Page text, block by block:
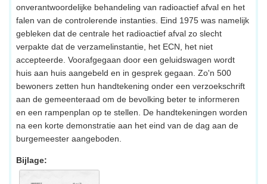
onverantwoordelijke behandeling van radioactief afval en het
falen van de controlerende instanties. Eind 1975 was namelijk
gebleken dat de centrale het radioactief afval zo slecht
verpakte dat de verzamelinstantie, het ECN, het niet
accepteerde. Voorafgegaan door een geluidswagen wordt
huis aan huis aangebeld en in gesprek gegaan. Zo'n 500
bewoners zetten hun handtekening onder een verzoekschrift
aan de gemeenteraad om de bevolking beter te informeren
en een rampenplan op te stellen. De handtekeningen worden
na een korte demonstratie aan het eind van de dag aan de
burgemeester aangeboden.
Bijlage: